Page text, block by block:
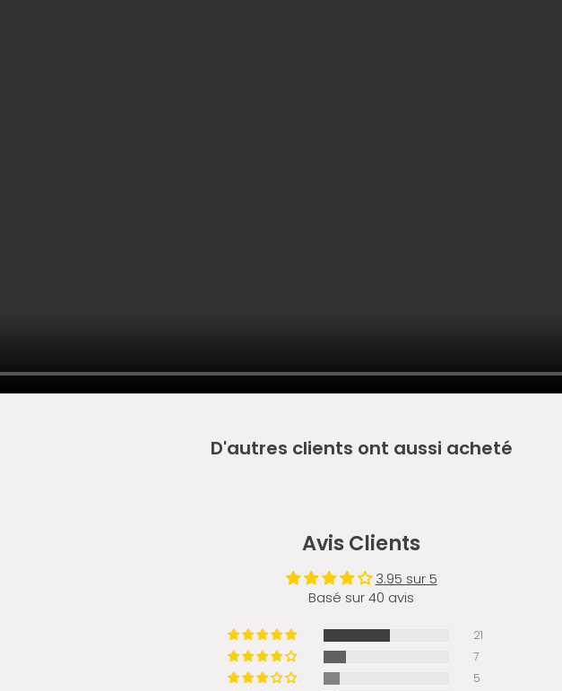
D'autres clients ont aussi acheté
Avis Clients
3.95 sur 5
Basé sur 40 avis
21
7
5